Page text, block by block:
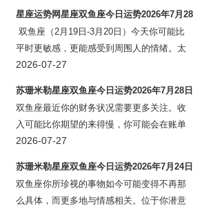
相正在为你的第十二
星座运势网星座双鱼座今日运势2026年7月28
日
双鱼座（2月19日-3月20日）今天你可能比
平时更敏感，更能感受到周围人的情绪。太
阳与天王星的六分相正在为你带来关于财务
道突然浮现，或是对某个消费习惯
2026-07-27
苏珊米勒星座双鱼座今日运势2026年7月28日
双鱼座最近你的财务状况需要更多关注。收
入可能比你期望的来得慢，你可能会在账单
上发现意外开支。今年土星进入白羊座，与
段为期数年的重建财务基础的历程；与此同
时，海王星
2026-07-27
苏珊米勒星座双鱼座今日运势2026年7月24日
双鱼座你所珍视的事物如今可能变得不再那
么具体，而更多地与情感相关。位于你潜意